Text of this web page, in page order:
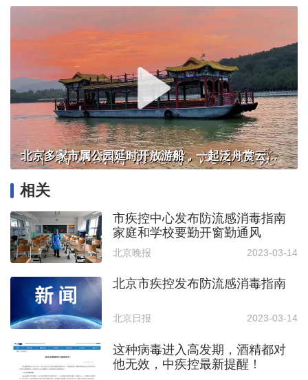
北京多家市属公园延时开放游船，一起泛舟赏云霞！
相关
市疾控中心发布防流感消毒指南
家庭和学校要勤开窗勤通风
北京晚报 2023-03-14
北京市疾控发布防流感消毒指南
北京日报 2023-03-14
这种病毒进入高发期，酒精都对
他无效，中疾控最新提醒！